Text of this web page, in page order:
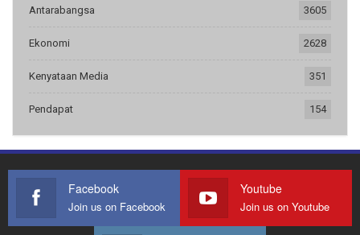
Antarabangsa 3605
Ekonomi 2628
Kenyataan Media 351
Pendapat 154
Facebook
Join us on Facebook
Youtube
Join us on Youtube